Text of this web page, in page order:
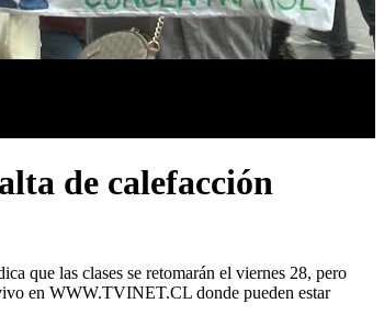
de calefacción
que las clases se retomarán el viernes 28, pero
en WWW.TVINET.CL donde pueden estar